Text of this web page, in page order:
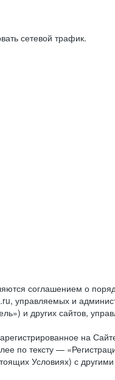
сетевой трафик.
соглашением о
управляемых и
и других сайтов,
на
по тексту —
Условиях) с